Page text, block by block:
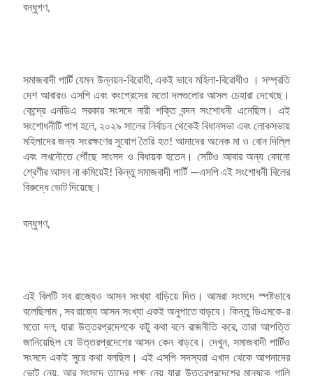
বন্ধুগণ,
সমাজবাদী পার্টি যেমন উন্নয়ন-বিরোধী, একই ভাবে মহিলা-বিরোধীও । সম্প্রতি
দেশ আবারও এসপি এবং কংগ্রেসের মতো দলগুলোর আসল চেহারা দেখেছে।
কেন্দ্রে এনডিএ সরকার সংসদে নারী শক্তি বন্দন সংশোধনী এনেছিল। এই
সংশোধনীটি পাশ হলে, ২০২৯ সালের নির্বাচন থেকেই বিধানসভা এবং লোকসভায়
মহিলাদের জন্য সংরক্ষণের সুযোগ তৈরি হত! আমাদের অনেক মা ও বোন দিল্লি
এবং লখনৌতে পৌঁছে সাংসদ ও বিধায়ক হতেন। সেটিও আবার অন্য কোনো
শ্রেণীর আসন না কমিয়েই! কিন্তু সমাজবাদী পার্টি —এসপি এই সংশোধনী বিলের
বিরুদ্ধে ভোট দিয়েছে।
বন্ধুগণ,
এই বিলটি সব রাজ্যেও আসন সংখ্যা বাড়িয়ে দিত। আমরা সংসদে স্পষ্টভাবে
বলেছিলাম , সব রাজ্যে আসন সংখ্যা একই অনুপাতে বাড়বে। কিন্তু ডিএমকে-র
মতো দল, যারা উত্তরপ্রদেশকে কটু কথা বলে রাজনীতি করে, তারা আপত্তি
জানিয়েছিল যে উত্তরপ্রদেশের আসন কেন বাড়বে। দেখুন, সমাজবাদী পার্টিও
সংসদে একই সুরে কথা বলছিল। এই এসপি সদস্যরা এখান থেকে আপনাদের
ভোট নেয়, আর সংসদে তাদের পক্ষ নেয় যারা উত্তরপ্রদেশের মানুষকে গালি